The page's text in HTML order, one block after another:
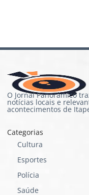
O Jornal Panorâmico
notícias locais e
acontecimentos de
Categorias
Cultura
Esportes
Polícia
Saúde